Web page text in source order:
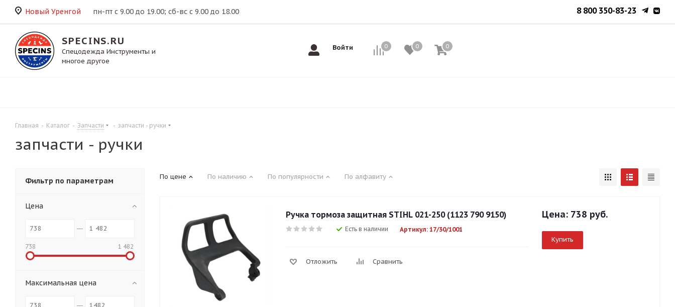
Новый Уренгой пн-пт с 9.00 до 19.00; сб-вс с 9.00 до 18.00 8 800 350-83-23
SPECINS.RU
Спецодежда Инструменты и
многое другое
Войти 0 0 0
0
Главная - Каталог - Запчасти - запчасти - ручки
запчасти - ручки
По цене По наличию По популярности По алфавиту
Ручка тормоза защитная STIHL 021-250 (1123 790 9150)
Есть в наличии Артикул: 17/30/1001
Отложить Сравнить
Цена: 738 руб.
Купить
Фильтр по параметрам
Цена
738 1 482
Максимальная цена